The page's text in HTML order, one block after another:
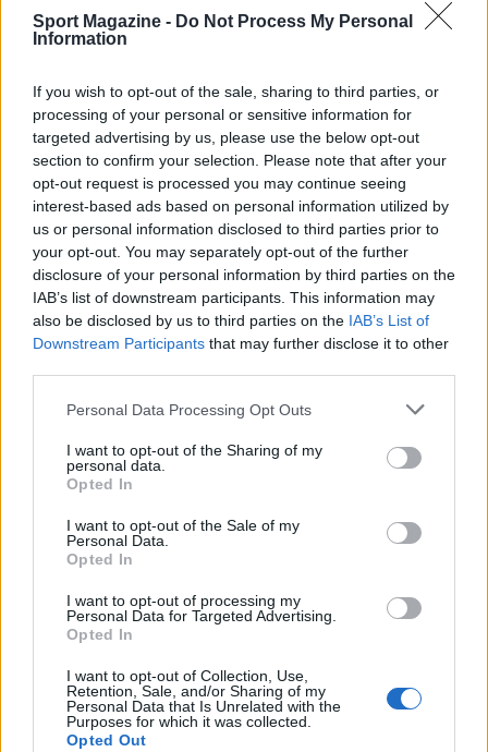
Sport Magazine - Do Not Process My Personal
Information
If you wish to opt-out of the sale, sharing to third parties, or
processing of your personal or sensitive information for
targeted advertising by us, please use the below opt-out
section to confirm your selection. Please note that after your
opt-out request is processed you may continue seeing
interest-based ads based on personal information utilized by
us or personal information disclosed to third parties prior to
your opt-out. You may separately opt-out of the further
disclosure of your personal information by third parties on the
IAB’s list of downstream participants. This information may
also be disclosed by us to third parties on the IAB’s List of
Downstream Participants that may further disclose it to other
Please note that this website/app uses one or more Google
not limited to your visit or usage behaviour. You may click to
grant or deny consent to Google and its third-party tags to
use your data for below specified purposes in below Google
consent section.
Personal Data Processing Opt Outs
I want to opt-out of the Sharing of my
personal data.
Opted In
I want to opt-out of the Sale of my
Personal Data.
Opted In
I want to opt-out of processing my
Personal Data for Targeted Advertising.
Opted In
I want to opt-out of Collection, Use,
Retention, Sale, and/or Sharing of my
Personal Data that Is Unrelated with the
Purposes for which it was collected.
Opted Out
Continua a leggere
CALCIO
Il ritorno di Raul Jimenez al Wolves: storia, numeri e
Francesca Lombardi · 6 Ago 2026